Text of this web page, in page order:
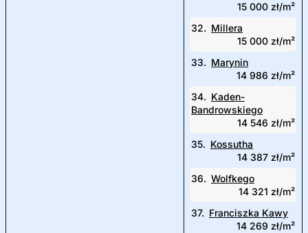
15 000 zł/m²
32. Millera
15 000 zł/m²
33. Marynin
14 986 zł/m²
34. Kaden-
Bandrowskiego
14 546 zł/m²
35. Kossutha
14 387 zł/m²
36. Wolfkego
14 321 zł/m²
37. Franciszka Kawy
14 269 zł/m²